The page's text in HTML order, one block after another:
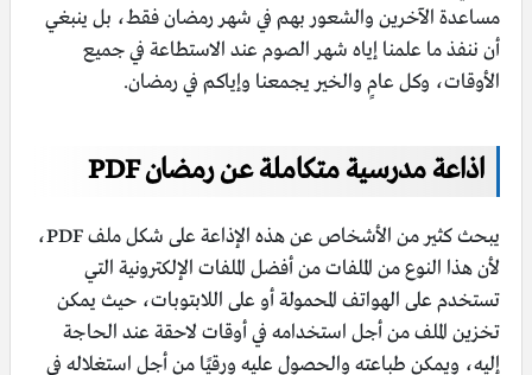
مساعدة الآخرين والشعور بهم في شهر رمضان فقط، بل ينبغي
أن ننفذ ما علمنا إياه شهر الصوم عند الاستطاعة في جميع
الأوقات، وكل عامٍ والخير يجمعنا وإياكم في رمضان.
اذاعة مدرسية متكاملة عن رمضان PDF
يبحث كثير من الأشخاص عن هذه الإذاعة على شكل ملف PDF،
لأن هذا النوع من الملفات من أفضل الملفات الإلكترونية التي
تستخدم على الهواتف المحمولة أو على اللابتوبات، حيث يمكن
تخزين الملف من أجل استخدامه في أوقات لاحقة عند الحاجة
إليه، ويمكن طباعته والحصول عليه ورقيًا من أجل استغلاله في